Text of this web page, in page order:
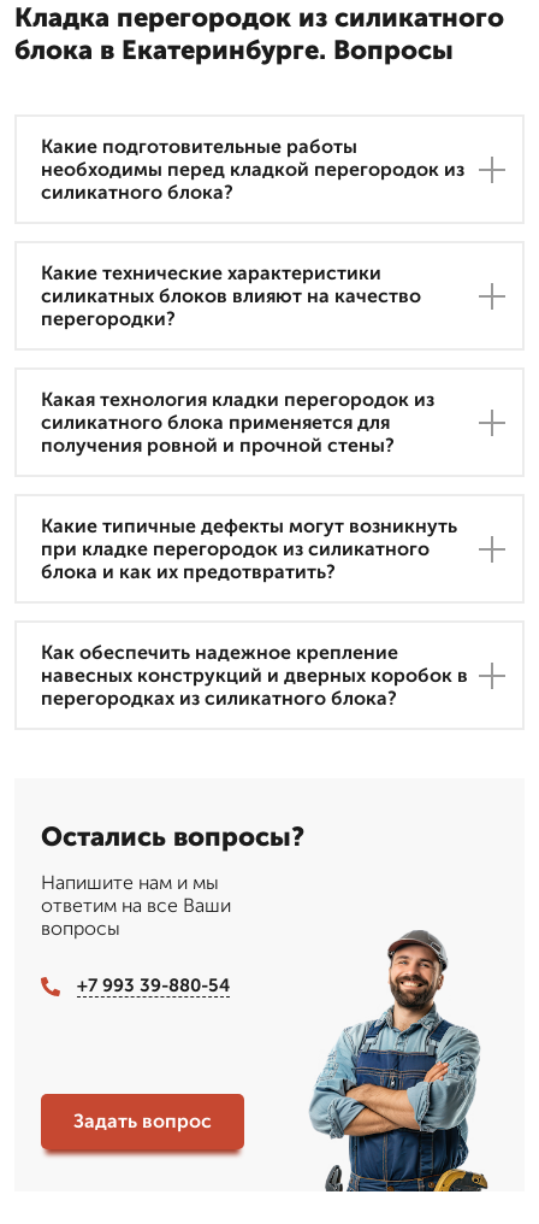
Кладка перегородок из силикатного
блока в Екатеринбурге. Вопросы
Какие подготовительные работы
необходимы перед кладкой перегородок из
силикатного блока?
Какие технические характеристики
силикатных блоков влияют на качество
перегородки?
Какая технология кладки перегородок из
силикатного блока применяется для
получения ровной и прочной стены?
Какие типичные дефекты могут возникнуть
при кладке перегородок из силикатного
блока и как их предотвратить?
Как обеспечить надежное крепление
навесных конструкций и дверных коробок в
перегородках из силикатного блока?
Остались вопросы?
Напишите нам и мы
ответим на все Ваши
вопросы
+7 993 39-880-54
Задать вопрос